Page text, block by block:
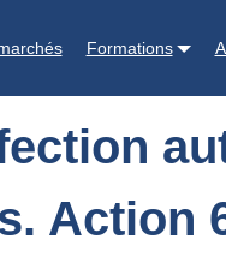
Formations
des camions de
Action